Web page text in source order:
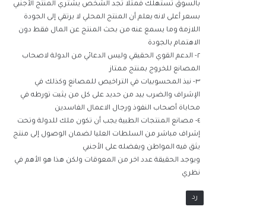
بالسوق تستهلك فمثلا تجد الشخص يشتري المنتج الأجنبي
بسعر أعلى لانه يعلم أن المنتج المحلي لا يرتقي إلى الجودة
اللازمة وما يسمع عنه من بحث المنتج عن المال فقط دون
الاهتمام بالجودة
٢- الدعم القوي الحقيقي وليس الدعائي من الدولة لاصحاب
المصانع للخروج بمنتج ممتاز
٣- نبذ المحسوبيات في التراخيص للمصانع وكذلك في
الإشراف والضرب بيد من حديد على كل من يثبت تورطه في
محاباة أصحاب النفوذ ورجال الاعمال الفاسدين
٤- مصانع المنتجات الطبية يجب أن تكون ملك للدولة وتحت
إشراف مباشر من السلطات العليا لضمان الوصول إلى منتج
يثق فيه المواطن ويفضله على الأجنبي
ويوجد الحقيقة عدد اخر من المعوقات ولكن هذا هو الأهم في
نظري
رد